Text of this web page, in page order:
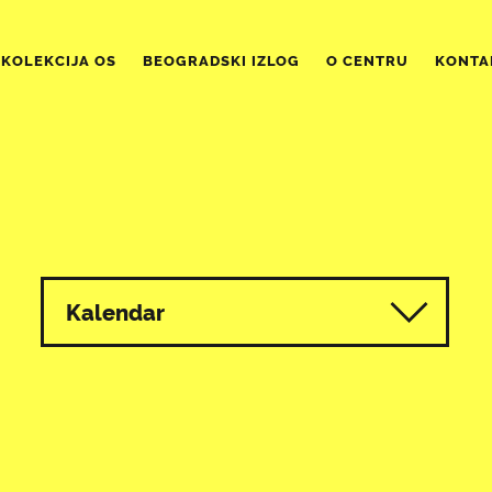
KOLEKCIJA OS BEOGRADSKI IZLOG O CENTRU
Kalendar